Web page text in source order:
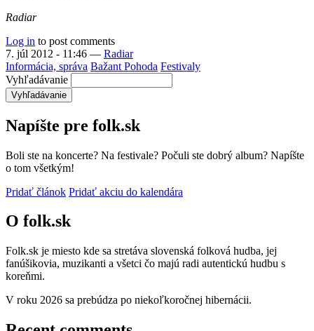
Radiar
Log in to post comments
7. júl 2012 - 11:46 — Radiar
Informácia, správa Bažant Pohoda Festivaly
Vyhľadávanie
Napíšte pre folk.sk
Boli ste na koncerte? Na festivale? Počuli ste dobrý album? Napíšte
o tom všetkým!
Pridať článok Pridať akciu do kalendára
O folk.sk
Folk.sk je miesto kde sa stretáva slovenská folková hudba, jej
fanúšikovia, muzikanti a všetci čo majú radi autentickú hudbu s
koreňmi.
V roku 2026 sa prebúdza po niekoľkoročnej hibernácii.